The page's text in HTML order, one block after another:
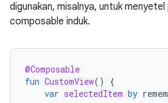
digunakan, misalnya, untuk menyetel
composable induk.
@Composable
fun CustomView()
{
var selectedItem by